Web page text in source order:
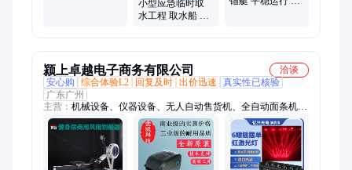
小型应急临时取
水工程 取水船 永
颍上卓越电子商务有限公司
洽谈
安心购
综合体验L2 回复及时 出价迅速
真实性已核验
广东广州
主营： 机械设备、仪器设备、无人自动售货机、全自动面条机、
工业级台式钻床、发票打印机、电动攻丝机、新中式挂钟、电子
时钟、成人用品无人售货机、柴油机、攻丝机、吧台收银台、茶
叶揉捻机、便携式钻井机、齿爪粉碎机、智慧电子班牌、证卡打
印机、小卡片打印机、家用小型车床、高低温试验箱